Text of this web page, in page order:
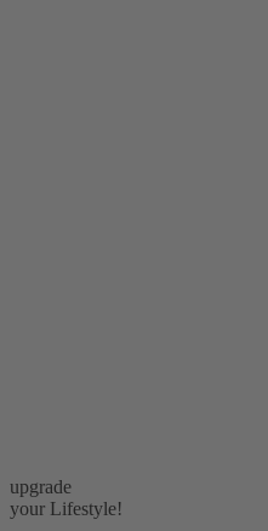
upgrade
your Lifestyle!